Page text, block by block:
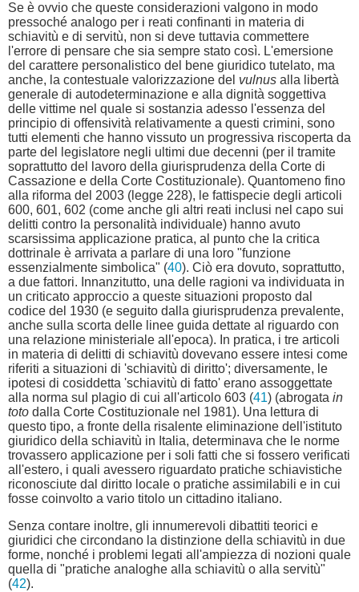
Se è ovvio che queste considerazioni valgono in modo
pressoché analogo per i reati confinanti in materia di
schiavitù e di servitù, non si deve tuttavia commettere
l'errore di pensare che sia sempre stato così. L'emersione
del carattere personalistico del bene giuridico tutelato, ma
anche, la contestuale valorizzazione del vulnus alla libertà
generale di autodeterminazione e alla dignità soggettiva
delle vittime nel quale si sostanzia adesso l'essenza del
principio di offensività relativamente a questi crimini, sono
tutti elementi che hanno vissuto un progressiva riscoperta da
parte del legislatore negli ultimi due decenni (per il tramite
soprattutto del lavoro della giurisprudenza della Corte di
Cassazione e della Corte Costituzionale). Quantomeno fino
alla riforma del 2003 (legge 228), le fattispecie degli articoli
600, 601, 602 (come anche gli altri reati inclusi nel capo sui
delitti contro la personalità individuale) hanno avuto
scarsissima applicazione pratica, al punto che la critica
dottrinale è arrivata a parlare di una loro "funzione
essenzialmente simbolica" (40). Ciò era dovuto, soprattutto,
a due fattori. Innanzitutto, una delle ragioni va individuata in
un criticato approccio a queste situazioni proposto dal
codice del 1930 (e seguito dalla giurisprudenza prevalente,
anche sulla scorta delle linee guida dettate al riguardo con
una relazione ministeriale all'epoca). In pratica, i tre articoli
in materia di delitti di schiavitù dovevano essere intesi come
riferiti a situazioni di 'schiavitù di diritto'; diversamente, le
ipotesi di cosiddetta 'schiavitù di fatto' erano assoggettate
alla norma sul plagio di cui all'articolo 603 (41) (abrogata in
toto dalla Corte Costituzionale nel 1981). Una lettura di
questo tipo, a fronte della risalente eliminazione dell'istituto
giuridico della schiavitù in Italia, determinava che le norme
trovassero applicazione per i soli fatti che si fossero verificati
all'estero, i quali avessero riguardato pratiche schiavistiche
riconosciute dal diritto locale o pratiche assimilabili e in cui
fosse coinvolto a vario titolo un cittadino italiano.
Senza contare inoltre, gli innumerevoli dibattiti teorici e
giuridici che circondano la distinzione della schiavitù in due
forme, nonché i problemi legati all'ampiezza di nozioni quale
quella di "pratiche analoghe alla schiavitù o alla servitù"
(42).